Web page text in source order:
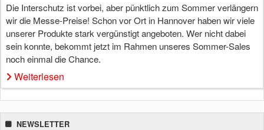
Die Interschutz ist vorbei, aber pünktlich zum Sommer verlängern
wir die Messe-Preise! Schon vor Ort in Hannover haben wir viele
unserer Produkte stark vergünstigt angeboten. Wer nicht dabei
sein konnte, bekommt jetzt im Rahmen unseres Sommer-Sales
noch einmal die Chance.
Weiterlesen
NEWSLETTER